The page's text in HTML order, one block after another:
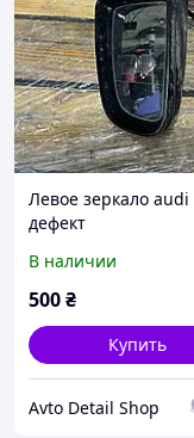
Левое зеркало audi
дефект
В наличии
500₴
Купить
Avto Detail Shop